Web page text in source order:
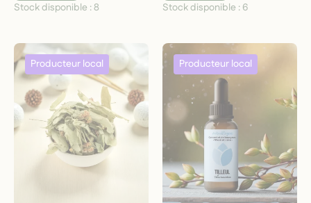
Stock disponible :8
Stock disponible : 6